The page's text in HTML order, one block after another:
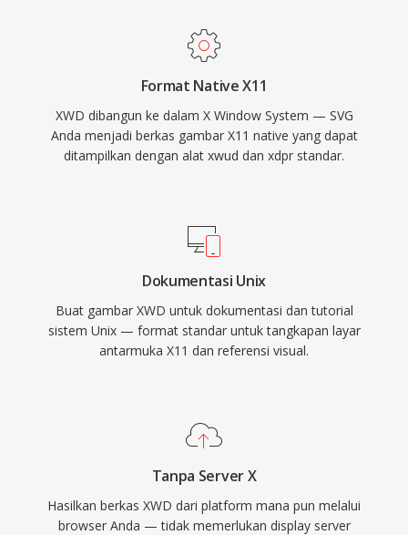
Format Native X11
XWD dibangun ke dalam X Window System — SVG
Anda menjadi berkas gambar X11 native yang dapat
ditampilkan dengan alat xwud dan xdpr standar.
Dokumentasi Unix
Buat gambar XWD untuk dokumentasi dan tutorial
sistem Unix — format standar untuk tangkapan layar
antarmuka X11 dan referensi visual.
Tanpa Server X
Hasilkan berkas XWD dari platform mana pun melalui
browser Anda — tidak memerlukan display server